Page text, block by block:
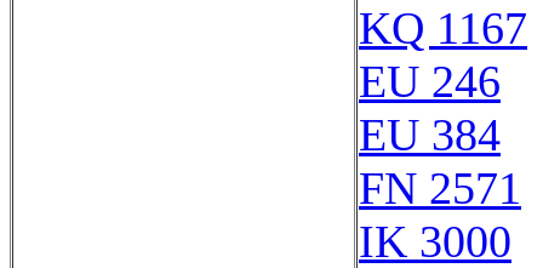
KQ 1167
EU 246
EU 384
FN 2571
IK 3000